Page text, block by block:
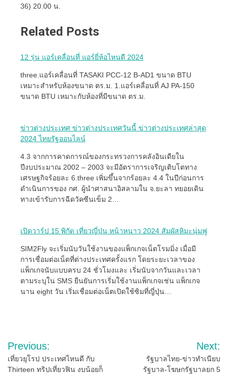
36) 20.00 น.
Related Posts
12 รุ่น แอร์เคลื่อนที่ แอร์ยี่ห้อไหนดี 2024
three.แอร์เคลื่อนที่ TASAKI PCC-12 B-AD1 ขนาด BTU
เหมาะสำหรับห้องขนาด ตร.ม. 1.แอร์เคลื่อนที่ AJ PA-150
ขนาด BTU เหมาะกับห้องที่มีขนาด ตร.ม.
ข่าวต่างประเทศ ข่าวต่างประเทศวันนี้ ข่าวต่างประเทศล่าสุด
2024 ไทยรัฐออนไลน์
4.3 จากการคาดการณ์ของกระทรวงการคลังอินเดียใน
ปีงบประมาณ 2002 – 2003 จะมีอัตราการเจริญเติบโตทาง
เศรษฐกิจร้อยละ 6.three เพิ่มขึ้นจากร้อยละ 4.4 ในปีก่อนการ
ดำเนินการของ กศ. ผู้นำศาสนาอิสลามใน จ.ยะลา ทยอยเดิน
ทางเข้ารับการฉีดวัคซีนเข็ม 2…
เปิดวาร์ป 15 พิกัด เที่ยวญี่ปุ่น หน้าหนาว 2024 สัมผัสหิมะนุ่มฟู
SIM2Fly จะเริ่มนับวันใช้งานของแพ็กเกจเน็ตโรมมิ่ง เมื่อมี
การเชื่อมต่อเน็ตที่ต่างประเทศครั้งแรก โดยระยะเวลาของ
แพ็กเกจนับแบบครบ 24 ชั่วโมงและ เริ่มนับจากวันและเวลา
ตามระบุใน SMS ยืนยันการเริ่มใช้งานแพ็กเกจเช่น แพ็กเกจ
นาน eight วัน เริ่มเชื่อมต่อเน็ตเปิดใช้ซิมที่ญี่ปุ่น…
Post
navigation
Previous:
เที่ยวยุโรป ประเทศไหนดี กับ
Thirteen ทริปเที่ยวฟิน งบน้อยก็
Next:
รัฐบาลไทย-ข่าวทำเนียบ
รัฐบาล-โฆษกรัฐบาลยก 5